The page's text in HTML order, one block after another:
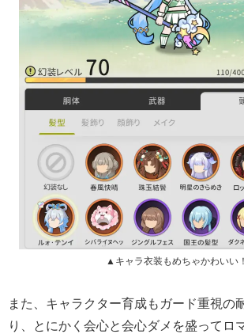
▲キャラ衣装もめちゃかわいい！
また、キャラクター育成もガード重視の
り、とにかく会心と会心ダメを盛ってロ